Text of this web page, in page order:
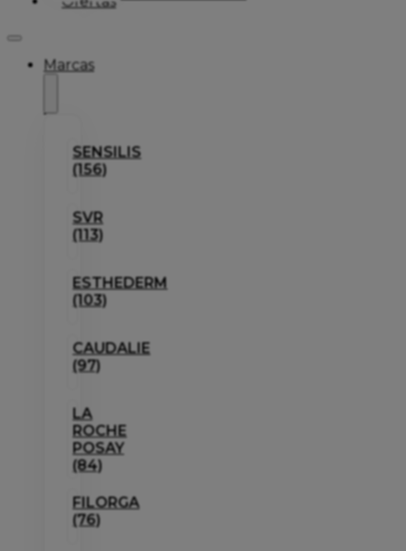
Marcas
SENSILIS
(156)
SVR
(113)
ESTHEDERM
(103)
CAUDALIE
(97)
LA
ROCHE
POSAY
(84)
FILORGA
(76)